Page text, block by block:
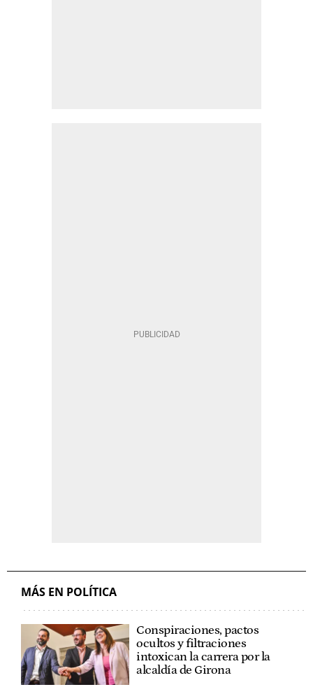
MÁS EN POLÍTICA
Conspiraciones, pactos
ocultos y filtraciones
intoxican la carrera por la
alcaldía de Girona